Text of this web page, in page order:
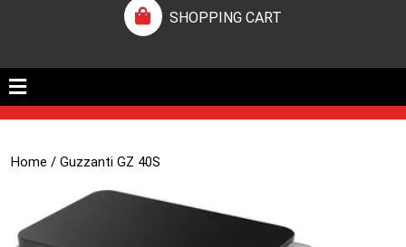
SHOPPING CART
Home / Guzzanti GZ 40S